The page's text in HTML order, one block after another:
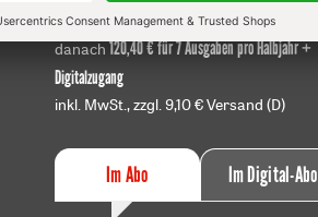
2 Hefte + 2 Hefte digital 0,00 €
danach120,40 € für 7 Ausgaben pro Halbjahr +
Digitalzugang
inkl. MwSt., zzgl. 9,10 € Versand (D)
Im Abo Im Digital-Abo